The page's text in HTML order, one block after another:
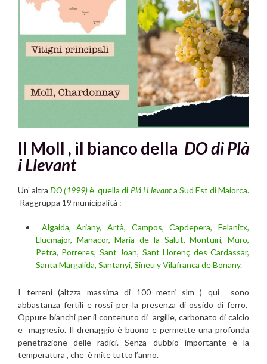
Il Moll , il bianco della DO di Plà
i Llevant
Un’ altraDO (1999)è quella di Plá i Llevanta Sud Est di Maiorca.
Raggruppa 19 municipalità :
Algaida, Ariany, Artà, Campos, Capdepera, Felanitx,
Llucmajor, Manacor, Maria de la Salut, Montuïri, Muro,
Petra, Porreres, Sant Joan, Sant Llorenç des Cardassar,
Santa Margalida, Santanyi, Sineu y Vilafranca de Bonany.
I terreni (altzza massima di 100 metri slm ) qui sono
abbastanza fertili e rossiper la presenza di ossido di ferro.
Oppure bianchi per il contenuto di argille, carbonato di calcio
e magnesio. Il drenaggio è buono e permette una profonda
penetrazione delle radici. Senza dubbio importante è la
temperatura , che è mite tutto l’anno.